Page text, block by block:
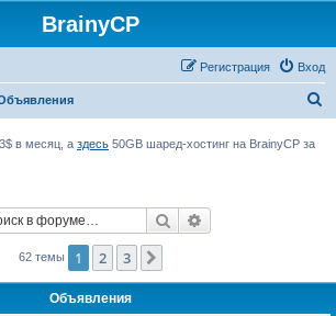
BrainyCP
Вход
Регистрация
в месяц, а здесь 50GB шаред-хостинг на BrainyCP за
Поиск
62 темы 1 2 3
Объявления